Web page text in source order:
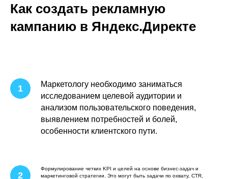
Как создать рекламную
кампанию в Яндекс.Директе
Маркетологу необходимо заниматься
исследованием целевой аудитории и
анализом пользовательского поведения,
выявлением потребностей и болей,
особенности клиентского пути.
Формулирование четких KPI и целей на основе бизнес-задач и
маркетинговой стратегии. Это могут быть задачи по охвату, CTR,